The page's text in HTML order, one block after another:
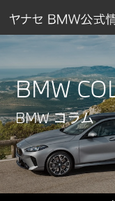
BMW
BMW コラム